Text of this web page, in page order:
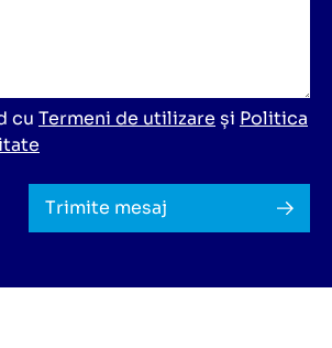
cu Termeni de utilizare și Politica
Trimite mesaj